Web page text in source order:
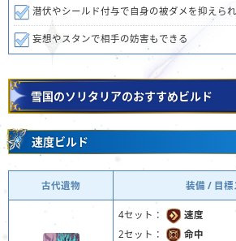
潜伏やシールド付与で自身の被ダメを抑えら
妄想やスタンで相手の妨害もできる
雪国のソリタリアのおすすめビルド
速度ビルド
古代遺物 装備 / 目標
4セット：
速度
2セット：
命中